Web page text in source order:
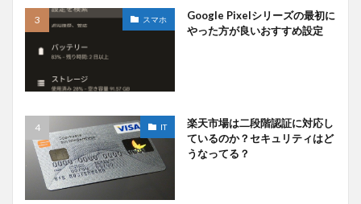
スマホ
Google Pixelシリーズの最初に
やった方が良いおすすめ設定
IT
楽天市場は二段階認証に対応し
ているのか？セキュリティはど
うなってる？